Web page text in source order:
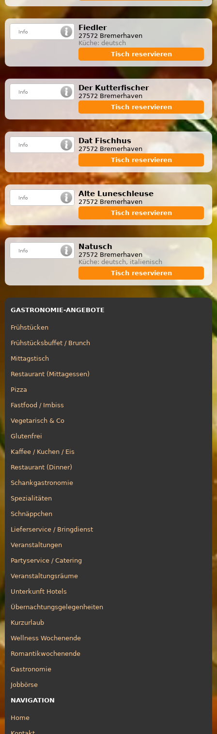
Fiedler
27572 Bremerhaven
Küche: deutsch
Tisch reservieren
Der Kutterfischer
27572 Bremerhaven
Tisch reservieren
Dat Fischhus
27572 Bremerhaven
Tisch reservieren
Alte Luneschleuse
27572 Bremerhaven
Tisch reservieren
Natusch
27572 Bremerhaven
Küche: deutsch, italienisch
Tisch reservieren
GASTRONOMIE-ANGEBOTE
Frühstücken
Frühstücksbuffet / Brunch
Mittagstisch
Restaurant (Mittagessen)
Pizza
Fastfood / Imbiss
Vegetarisch & Co
Glutenfrei
Kaffee / Kuchen / Eis
Restaurant (Dinner)
Schankgastronomie
Spezialitäten
Schnäppchen
Lieferservice / Bringdienst
Veranstaltungen
Partyservice / Catering
Veranstaltungsräume
Unterkunft Hotels
Übernachtungsgelegenheiten
Kurzurlaub
Wellness Wochenende
Romantikwochenende
Gastronomie
Jobbörse
NAVIGATION
Home